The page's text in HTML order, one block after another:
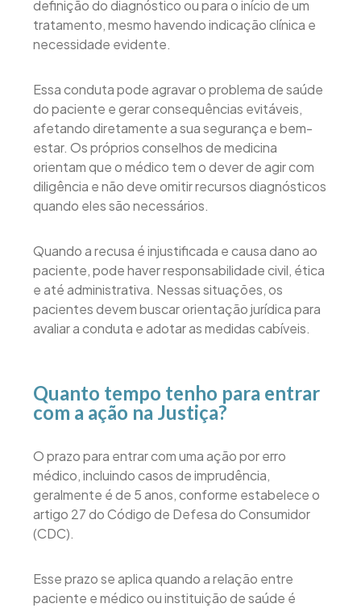
definição do diagnóstico ou para o início de um
tratamento, mesmo havendo indicação clínica e
necessidade evidente.
Essa conduta pode agravar o problema de saúde
do paciente e gerar consequências evitáveis,
afetando diretamente a sua segurança e bem-
estar. Os próprios conselhos de medicina
orientam que o médico tem o dever de agir com
diligência e não deve omitir recursos diagnósticos
quando eles são necessários.
Quando a recusa é injustificada e causa dano ao
paciente, pode haver responsabilidade civil, ética
e até administrativa. Nessas situações, os
pacientes devem buscar orientação jurídica para
avaliar a conduta e adotar as medidas cabíveis.
Quanto tempo tenho para entrar
com a ação na Justiça?
O prazo para entrar com uma ação por erro
médico, incluindo casos de imprudência,
geralmente é de 5 anos, conforme estabelece o
artigo 27 do Código de Defesa do Consumidor
(CDC).
Esse prazo se aplica quando a relação entre
paciente e médico ou instituição de saúde é